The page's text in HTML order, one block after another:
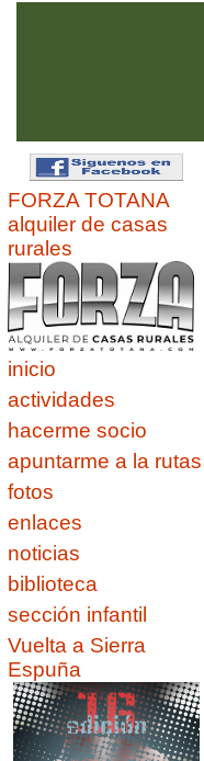
FORZA TOTANA
alquiler de casas
rurales
inicio
actividades
hacerme socio
apuntarme a la rutas
fotos
enlaces
noticias
biblioteca
sección infantil
Vuelta a Sierra
Espuña